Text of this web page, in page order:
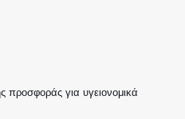
για υγειονομικά